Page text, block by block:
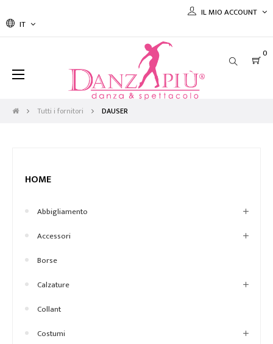
IT
IL MIO ACCOUNT
0
navigazione
Toggle
☰
Tutti i fornitori DAUSER
HOME
Abbigliamento
Accessori
Borse
Calzature
Collant
Costumi